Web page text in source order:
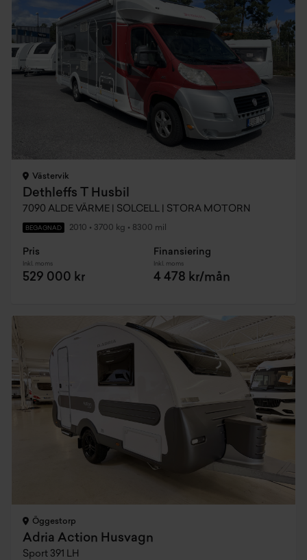
Västervik
Dethleffs T Husbil
7090 ALDE VÄRME | SOLCELL | STORA MOTORN
BEGAGNAD 2010 • 3700 kg • 8300 mil
Pris
Inkl. moms
529 000 kr
Finansiering
Inkl. moms
4 478 kr/mån
Öggestorp
Adria Action Husvagn
Sport 391 LH